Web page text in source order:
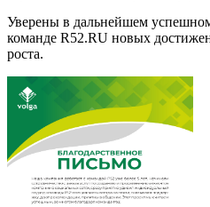
Уверены в дальнейшем
команде R52.RU новых
роста.